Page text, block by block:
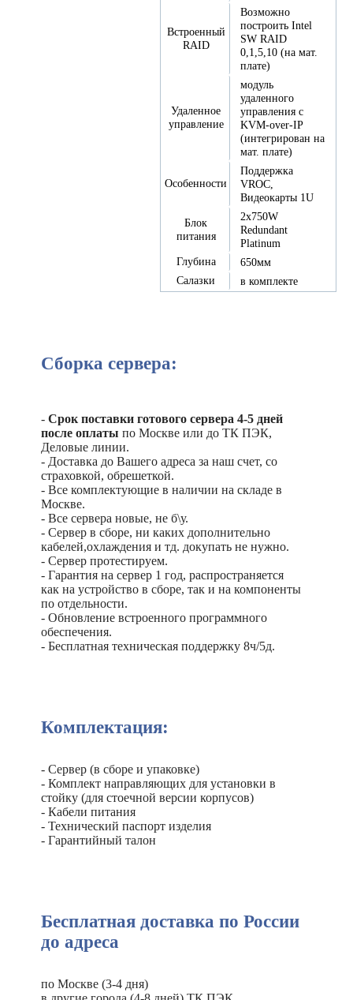
Встроенный
RAID
Возможно
построить Intel
SW RAID
0,1,5,10 (на мат.
плате)
Удаленное
управление
модуль
удаленного
управления с
KVM-over-IP
(интегрирован на
мат. плате)
Особенности
Поддержка
VROC,
Видеокарты 1U
Блок
питания
2х750W
Redundant
Platinum
Глубина
650мм
Салазки
в комплекте
Сборка сервера:
-Срок поставки готового сервера 4-5 дней
после оплаты по Москве или до ТК ПЭК,
Деловые линии.
- Доставка до Вашего адреса за наш счет, со
страховкой, обрешеткой.
- Все комплектующие в наличии на складе в
Москве.
- Все сервера новые, не б\у.
- Сервер в сборе, ни каких дополнительно
кабелей,охлаждения и тд. докупать не нужно.
- Сервер протестируем.
- Гарантия на сервер 1 год, распространяется
как на устройство в сборе, так и на компоненты
по отдельности.
- Обновление встроенного программного
обеспечения.
- Бесплатная техническая поддержку 8ч/5д.
Комплектация:
- Сервер (в сборе и упаковке)
- Комплект направляющих для установки в
стойку (для стоечной версии корпусов)
- Кабели питания
- Технический паспорт изделия
- Гарантийный талон
Бесплатная доставка по России
до адреса
по Москве (3-4 дня)